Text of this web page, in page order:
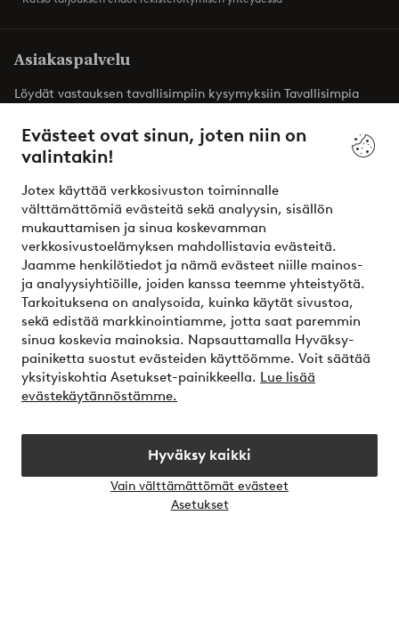
Evästeet ovat sinun, joten niin on
valintakin!
Jotex käyttää verkkosivuston toiminnalle
välttämättömiä evästeitä sekä analyysin, sisällön
mukauttamisen ja sinua koskevamman
verkkosivustoelämyksen mahdollistavia evästeitä.
Jaamme henkilötiedot ja nämä evästeet niille mainos-
ja analyysiyhtiöille, joiden kanssa teemme yhteistyötä.
Tarkoituksena on analysoida, kuinka käytät sivustoa,
sekä edistää markkinointiamme, jotta saat paremmin
sinua koskevia mainoksia. Napsauttamalla Hyväksy-
painiketta suostut evästeiden käyttöömme. Voit säätää
yksityiskohtia Asetukset-painikkeella. Lue lisää
evästekäytännöstämme.
Hyväksy kaikki
Vain välttämättömät evästeet
Asetukset
Asiakaspalvelu
Löydät vastauksen tavallisimpiin kysymyksiin Tavallisimpia
Asiakaspalvelu
Omat sivut
Tietoa Jotexista
Palvelumme
Ehdot
Ystävät
Turvalliset maksut – maksa nyt tai erissä